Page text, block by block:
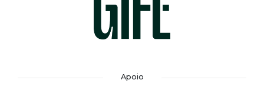
Apoio